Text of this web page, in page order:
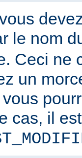
le nom
Ceci ne
un
cas, il